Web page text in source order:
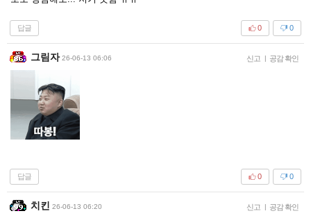
답글 0
0
그림자 26-06-13 06:06 신고 | 공감 확인
답글 0
0
치킨 26-06-13 06:20 신고 | 공감 확인